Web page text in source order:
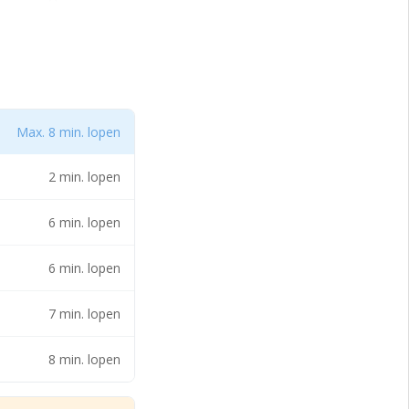
Max. 8 min. lopen
2 min. lopen
6 min. lopen
6 min. lopen
7 min. lopen
8 min. lopen